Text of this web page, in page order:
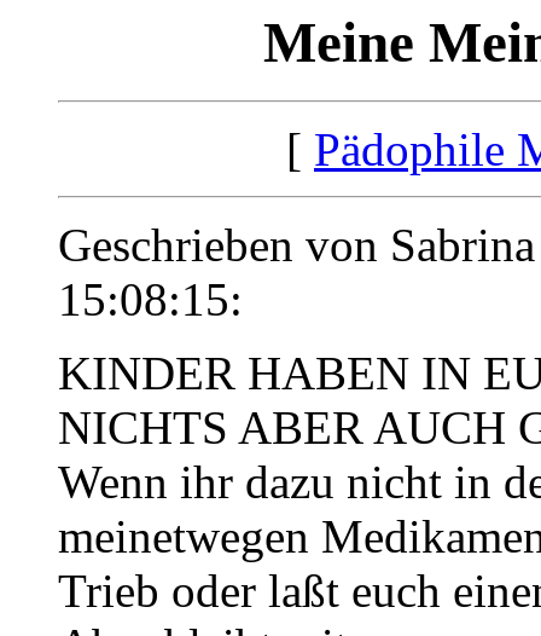
Meine
[ Pädophile
Geschrieben von
15:08:15:
KINDER HABEN IN
NICHTS ABER AUCH
Wenn ihr dazu nicht in
meinetwegen
Trieb oder laßt euch